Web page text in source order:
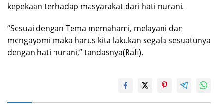
kepekaan terhadap masyarakat dari hati nurani.
“Sesuai dengan Tema memahami, melayani dan
mengayomi maka harus kita lakukan segala sesuatunya
dengan hati nurani,” tandasnya(Rafi).